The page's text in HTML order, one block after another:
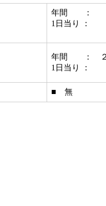
年間 ：
1日当り ：
年間 ： ２
1日当り
■ 無